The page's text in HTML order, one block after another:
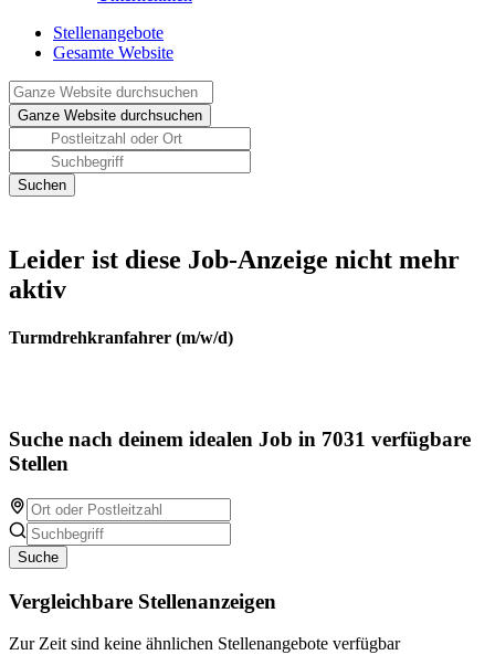
Stellenangebote
Gesamte Website
Leider ist diese Job-Anzeige nicht mehr
aktiv
Turmdrehkranfahrer (m/w/d)
Suche nach deinem idealen Job in 7031 verfügbare
Stellen
Suche
Vergleichbare Stellenanzeigen
Zur Zeit sind keine ähnlichen Stellenangebote verfügbar